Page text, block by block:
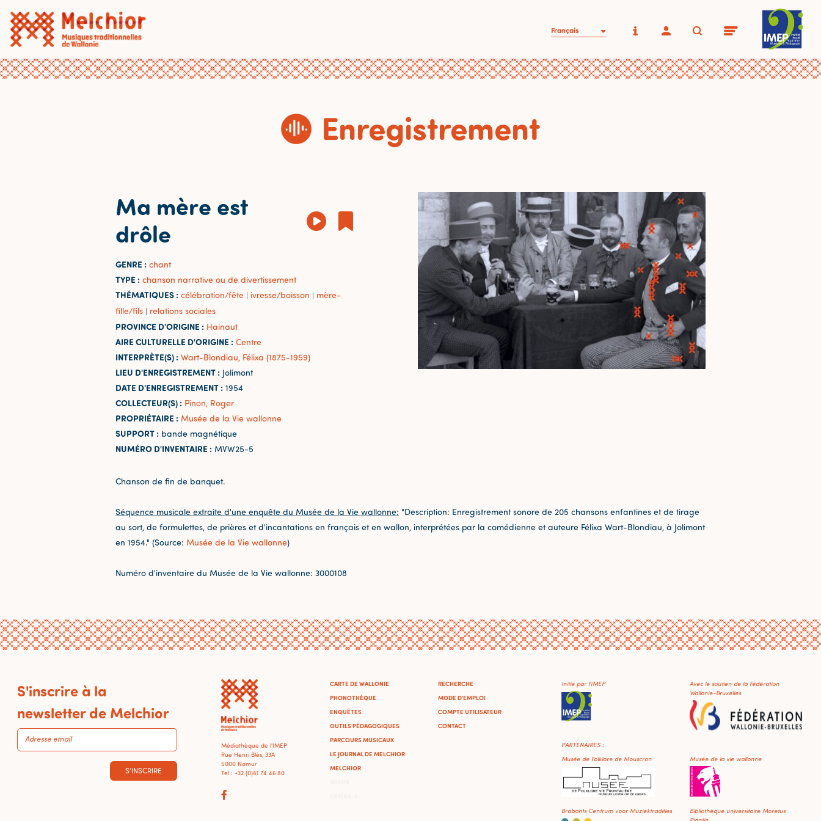
Français
Enregistrement
Ma mère est
drôle
GENRE : chant
TYPE : chanson narrative ou de divertissement
THÉMATIQUES : célébration/fête | ivresse/boisson | mère-
fille/fils | relations sociales
PROVINCE D'ORIGINE : Hainaut
AIRE CULTURELLE D'ORIGINE : Centre
INTERPRÈTE(S) : Wart-Blondiau, Félixa (1875-1959)
LIEU D'ENREGISTREMENT : Jolimont
DATE D'ENREGISTREMENT : 1954
COLLECTEUR(S) : Pinon, Roger
PROPRIÉTAIRE : Musée de la Vie wallonne
SUPPORT : bande magnétique
NUMÉRO D'INVENTAIRE : MVW25-5
Chanson de fin de banquet.
Séquence musicale extraite d'une enquête du Musée de la Vie wallonne: "Description: Enregistrement sonore de 205 chansons enfantines et de tirage
au sort, de formulettes, de prières et d'incantations en français et en wallon, interprétées par la comédienne et auteure Félixa Wart-Blondiau, à Jolimont
en 1954." (Source: Musée de la Vie wallonne)
Numéro d'inventaire du Musée de la Vie wallonne: 3000108
S'inscrire à la
newsletter de Melchior
S'INSCRIRE
Médiathèque de l'IMEP
Rue Henri Blès, 33A
5000 Namur
Tel : +32 (0)81 74 46 80
CARTE DE WALLONIE
PHONOTHÈQUE
ENQUÊTES
OUTILS PÉDAGOGIQUES
PARCOURS MUSICAUX
LE JOURNAL DE MELCHIOR
MELCHIOR
RECHERCHE
MODE D'EMPLOI
COMPTE UTILISATEUR
CONTACT
Initié par l'IMEP
Avec le soutien de la Fédération
Wallonie-Bruxelles
PARTENAIRES :
Musée de Folklore de Mouscron
Musée de la vie wallonne
Brabants Centrum voor Muziektradities
Bibliothèque universitaire Moretus